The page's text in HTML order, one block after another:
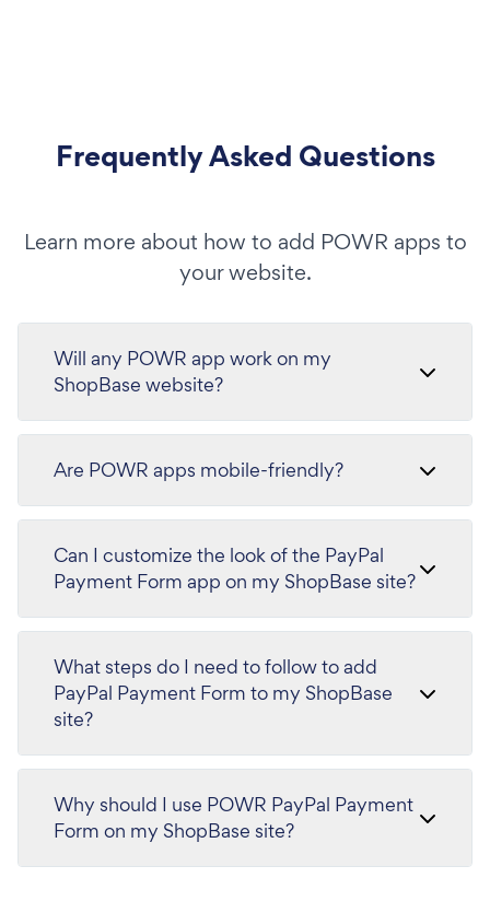
Frequently Asked Questions
Learn more about how to add POWR apps to
your website.
Will any POWR app work on my
ShopBase website?
Are POWR apps mobile-friendly?
Can I customize the look of the PayPal
Payment Form app on my ShopBase site?
What steps do I need to follow to add
PayPal Payment Form to my ShopBase
site?
Why should I use POWR PayPal Payment
Form on my ShopBase site?